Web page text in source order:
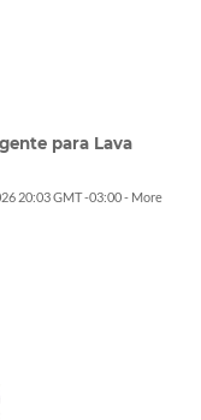
para Lava
20:03 GMT -03:00 - More